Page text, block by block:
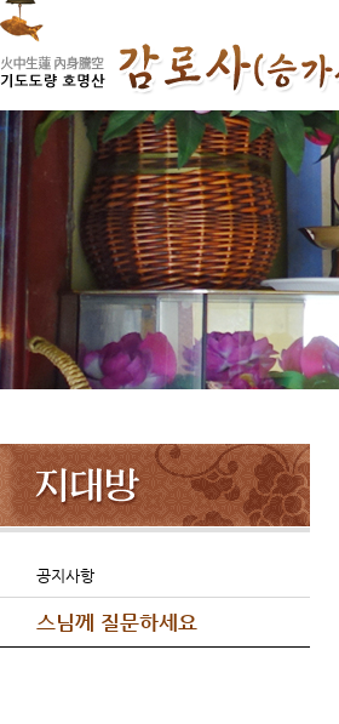
공지사항
스님께 질문하세요